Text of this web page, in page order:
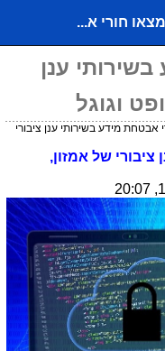
ענן
וגוגל
אבטחת מידע בשירותי ענן ציבורי
של אמזון,